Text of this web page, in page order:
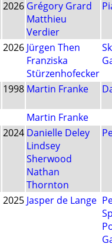
2026 Grégory Grard
Matthieu
Verdier
2026 Jürgen Then
Franziska
Stürzenhofecker
1998 Martin Franke
Martin Franke
2024 Danielle Deley
Lindsey
Sherwood
Nathan
Thornton
2025 Jasper de Lange